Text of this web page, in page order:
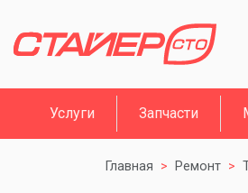
Услуги Запчасти
Главная Ремонт